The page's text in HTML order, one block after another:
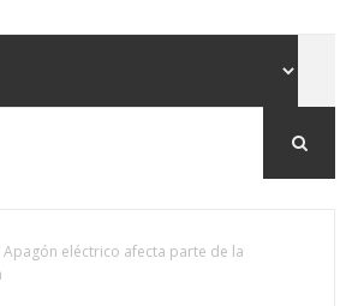
Apagón eléctrico afecta parte de la